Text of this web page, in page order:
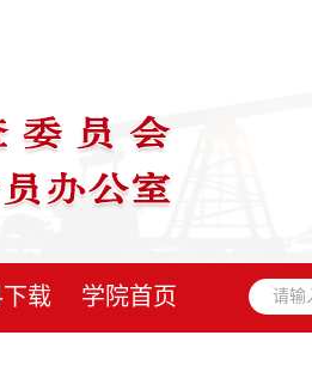
载 学院首页